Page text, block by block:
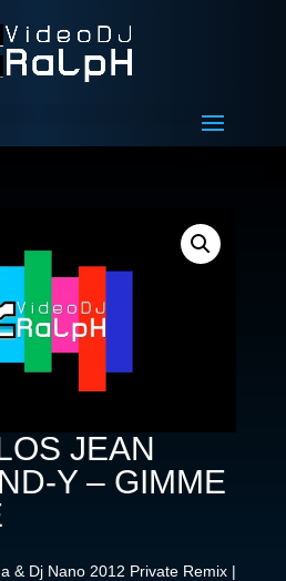
JEAN
Y – GIMME
& Dj Nano 2012 Private Remix |